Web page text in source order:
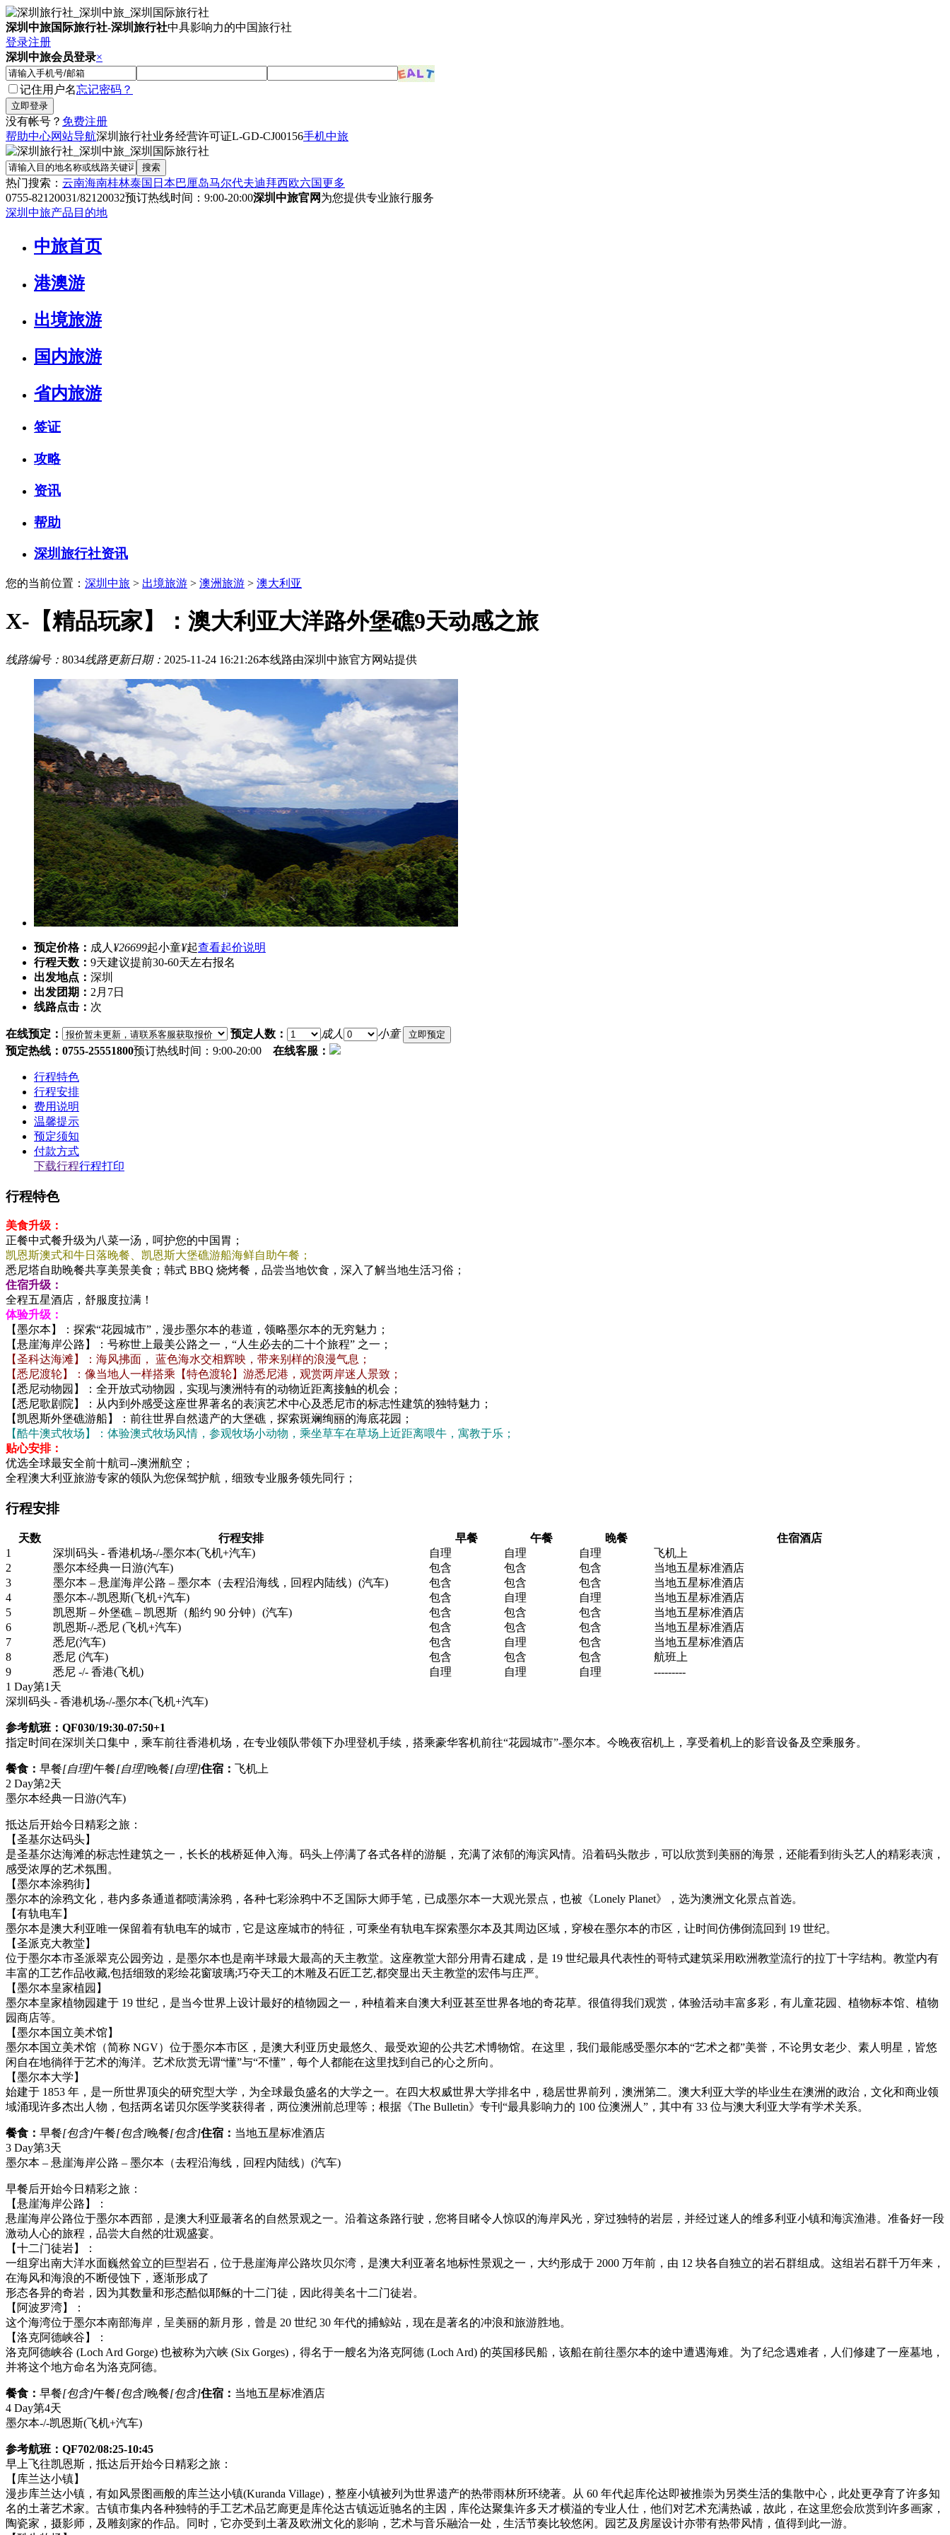
深圳中旅国际旅行社-深圳旅行社中具影响力的中国旅行社
登录注册
深圳中旅会员登录×
记住用户名忘记密码？
没有帐号？ 免费注册
帮助中心网站导航深圳旅行社业务经营许可证L-GD-CJ00156手机中旅
热门搜索： 云南海南桂林泰国 日本巴厘岛马尔代夫迪拜西欧六国更多
0755-82120031/82120032预订热线时间：9:00-20:00深圳中旅官网为您提供专业旅行服务
深圳中旅产品目的地
中旅首页
港澳游
出境旅游
国内旅游
省内旅游
签证
攻略
资讯
帮助
深圳旅行社资讯
您的当前位置： 深圳中旅 > 出境旅游 > 澳洲旅游 > 澳大利亚
X-【精品玩家】：澳大利亚大洋路外堡礁9天动感之旅
线路编号： 8034线路更新日期： 2025-11-24 16:21:26本线路由深圳中旅官方网站提供
预定价格： 成人 ¥26699起小童¥起查看起价说明
行程天数： 9天建议提前30-60天左右报名
出发地点： 深圳
出发团期： 2月7日
线路点击： 次
在线预定： 预定人数： 成人
小童
预定热线：0755-25551800预订热线时间：9:00-20:00 在线客服：
行程特色
行程安排
费用说明
温馨提示
预定须知
付款方式
下载行程行程打印
行程特色
美食升级：
正餐中式餐升级为八菜一汤，呵护您的中国胃；
凯恩斯澳式和牛日落晚餐、凯恩斯大堡礁游船海鲜自助午餐；
悉尼塔自助晚餐共享美景美食；韩式 BBQ 烧烤餐，品尝当地饮食，深入了解当地生活习俗；
住宿升级：
全程五星酒店，舒服度拉满！
体验升级：
【墨尔本】：探索“花园城市”，漫步墨尔本的巷道，领略墨尔本的无穷魅力；
【悬崖海岸公路】：号称世上最美公路之一，“人生必去的二十个旅程” 之一；
【圣科达海滩】：海风拂面， 蓝色海水交相辉映，带来别样的浪漫气息；
【悉尼渡轮】：像当地人一样搭乘【特色渡轮】游悉尼港，观赏两岸迷人景致；
【悉尼动物园】：全开放式动物园，实现与澳洲特有的动物近距离接触的机会；
【悉尼歌剧院】：从内到外感受这座世界著名的表演艺术中心及悉尼市的标志性建筑的独特魅力；
【凯恩斯外堡礁游船】：前往世界自然遗产的大堡礁，探索斑斓绚丽的海底花园；
【酷牛澳式牧场】：体验澳式牧场风情，参观牧场小动物，乘坐草车在草场上近距离喂牛，寓教于乐；
贴心安排：
优选全球最安全前十航司--澳洲航空；
全程澳大利亚旅游专家的领队为您保驾护航，细致专业服务领先同行；
行程安排
天数 行程安排 早餐 午餐 晚餐
住宿酒店
1
深圳码头 - 香港机场-/-墨尔本(飞机+汽车) 自理 自理 自理
飞机上
2
墨尔本经典一日游(汽车) 包含 包含 包含
当地五星标准酒店
3
墨尔本 – 悬崖海岸公路 – 墨尔本（去程沿海线，回程内陆线）(汽车) 包含 包含 包含
当地五星标准酒店
4
墨尔本-/-凯恩斯(飞机+汽车) 包含 自理 自理
当地五星标准酒店
5
凯恩斯 – 外堡礁 – 凯恩斯（船约 90 分钟）(汽车) 包含 包含 包含
当地五星标准酒店
6
凯恩斯-/-悉尼 (飞机+汽车) 包含 包含 包含
当地五星标准酒店
7
悉尼(汽车) 包含 自理 包含
当地五星标准酒店
8
悉尼 (汽车) 包含 包含 包含
航班上
9
悉尼 -/- 香港(飞机) 自理 自理 自理
---------
1 Day第1天
深圳码头 - 香港机场-/-墨尔本(飞机+汽车)
参考航班：QF030/19:30-07:50+1
指定时间在深圳关口集中，乘车前往香港机场，在专业领队带领下办理登机手续，搭乘豪华客机前往“花园城市”-墨尔本。今晚夜宿机上，享受着机上的影音设备及空乘服务。
餐食： 早餐[自理]午餐[自理]晚餐[自理]住宿： 飞机上
2 Day第2天
墨尔本经典一日游(汽车)
抵达后开始今日精彩之旅：
【圣基尔达码头】
是圣基尔达海滩的标志性建筑之一，长长的栈桥延伸入海。码头上停满了各式各样的游艇，充满了浓郁的海滨风情。沿着码头散步，可以欣赏到美丽的海景，还能看到街头艺人的精彩表演，
感受浓厚的艺术氛围。
【墨尔本涂鸦街】
墨尔本的涂鸦文化，巷内多条通道都喷满涂鸦，各种七彩涂鸦中不乏国际大师手笔，已成墨尔本一大观光景点，也被《Lonely Planet》，选为澳洲文化景点首选。
【有轨电车】
墨尔本是澳大利亚唯一保留着有轨电车的城市，它是这座城市的特征，可乘坐有轨电车探索墨尔本及其周边区域，穿梭在墨尔本的市区，让时间仿佛倒流回到 19 世纪。
【圣派克大教堂】
位于墨尔本市圣派翠克公园旁边，是墨尔本也是南半球最大最高的天主教堂。这座教堂大部分用青石建成，是 19 世纪最具代表性的哥特式建筑采用欧洲教堂流行的拉丁十字结构。教堂内有
丰富的工艺作品收藏,包括细致的彩绘花窗玻璃;巧夺天工的木雕及石匠工艺,都突显出天主教堂的宏伟与庄严。
【墨尔本皇家植园】
墨尔本皇家植物园建于 19 世纪，是当今世界上设计最好的植物园之一，种植着来自澳大利亚甚至世界各地的奇花草。很值得我们观赏，体验活动丰富多彩，有儿童花园、植物标本馆、植物
园商店等。
【墨尔本国立美术馆】
墨尔本国立美术馆（简称 NGV）位于墨尔本市区，是澳大利亚历史最悠久、最受欢迎的公共艺术博物馆。在这里，我们最能感受墨尔本的“艺术之都”美誉，不论男女老少、素人明星，皆悠
闲自在地徜徉于艺术的海洋。艺术欣赏无谓“懂”与“不懂”，每个人都能在这里找到自己的心之所向。
【墨尔本大学】
始建于 1853 年，是一所世界顶尖的研究型大学，为全球最负盛名的大学之一。在四大权威世界大学排名中，稳居世界前列，澳洲第二。澳大利亚大学的毕业生在澳洲的政治，文化和商业领
域涌现许多杰出人物，包括两名诺贝尔医学奖获得者，两位澳洲前总理等；根据《The Bulletin》专刊“最具影响力的 100 位澳洲人”，其中有 33 位与澳大利亚大学有学术关系。
餐食： 早餐[包含]午餐[包含]晚餐[包含]住宿： 当地五星标准酒店
3 Day第3天
墨尔本 – 悬崖海岸公路 – 墨尔本（去程沿海线，回程内陆线） (汽车)
早餐后开始今日精彩之旅：
【悬崖海岸公路】：
悬崖海岸公路位于墨尔本西部，是澳大利亚最著名的自然景观之一。沿着这条路行驶，您将目睹令人惊叹的海岸风光，穿过独特的岩层，并经过迷人的维多利亚小镇和海滨渔港。准备好一段
激动人心的旅程，品尝大自然的壮观盛宴。
【十二门徒岩】：
一组穿出南大洋水面巍然耸立的巨型岩石，位于悬崖海岸公路坎贝尔湾，是澳大利亚著名地标性景观之一，大约形成于 2000 万年前，由 12 块各自独立的岩石群组成。这组岩石群千万年来，
在海风和海浪的不断侵蚀下，逐渐形成了
形态各异的奇岩，因为其数量和形态酷似耶稣的十二门徒，因此得美名十二门徒岩。
【阿波罗湾】：
这个海湾位于墨尔本南部海岸，呈美丽的新月形，曾是 20 世纪 30 年代的捕鲸站，现在是著名的冲浪和旅游胜地。
【洛克阿德峡谷】：
洛克阿德峡谷 (Loch Ard Gorge) 也被称为六峡 (Six Gorges)，得名于一艘名为洛克阿德 (Loch Ard) 的英国移民船，该船在前往墨尔本的途中遭遇海难。为了纪念遇难者，人们修建了一座墓地，
并将这个地方命名为洛克阿德。
餐食： 早餐[包含]午餐[包含]晚餐[包含]住宿： 当地五星标准酒店
4 Day第4天
墨尔本-/-凯恩斯(飞机+汽车)
参考航班：QF702/08:25-10:45
早上飞往凯恩斯，抵达后开始今日精彩之旅：
【库兰达小镇】
漫步库兰达小镇，有如风景图画般的库兰达小镇(Kuranda Village)，整座小镇被列为世界遗产的热带雨林所环绕著。从 60 年代起库伦达即被推崇为另类生活的集散中心，此处更孕育了许多知
名的土著艺术家。古镇市集内各种独特的手工艺术品艺廊更是库伦达古镇远近驰名的主因，库伦达聚集许多天才横溢的专业人仕，他们对艺术充满热诚，故此，在这里您会欣赏到许多画家，
陶瓷家，摄影师，及雕刻家的作品。同时，它亦受到土著及欧洲文化的影响，艺术与音乐融洽一处，生活节奏比较悠闲。园艺及房屋设计亦带有热带风情，值得到此一游。